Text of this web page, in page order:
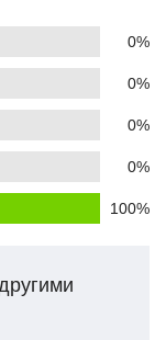
0%
0%
0%
0%
100%